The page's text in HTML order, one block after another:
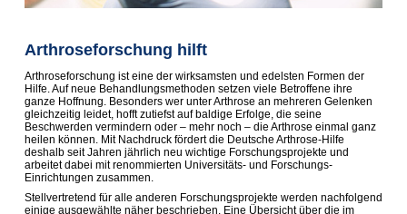
Arthroseforschung hilft
Arthroseforschung ist eine der wirksamsten und edelsten Formen der
Hilfe. Auf neue Behandlungsmethoden setzen viele Betroffene ihre
ganze Hoffnung. Besonders wer unter Arthrose an mehreren Gelenken
gleichzeitig leidet, hofft zutiefst auf baldige Erfolge, die seine
Beschwerden vermindern oder – mehr noch – die Arthrose einmal ganz
heilen können. Mit Nachdruck fördert die Deutsche Arthrose-Hilfe
deshalb seit Jahren jährlich neu wichtige Forschungsprojekte und
arbeitet dabei mit renommierten Universitäts- und Forschungs-
Einrichtungen zusammen.
Stellvertretend für alle anderen Forschungsprojekte werden nachfolgend
einige ausgewählte näher beschrieben. Eine Übersicht über die im